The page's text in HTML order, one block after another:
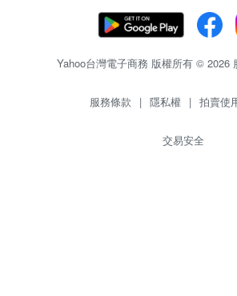
Yahoo台灣電子商務 版權所有 © 2026
服務條款 | 隱私權 | 拍賣使
交易安全